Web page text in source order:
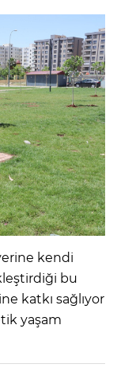
kendi
bu
katkı sağlıyor
yaşam